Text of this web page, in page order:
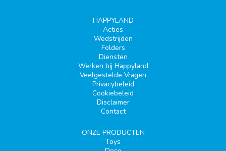
HAPPYLAND
Acties
Wedstrijden
Folders
Diensten
Werken bij Happyland
Veelgestelde Vragen
Privacybeleid
Cookiebeleid
Disclaimer
Contact
ONZE PRODUCTEN
Toys